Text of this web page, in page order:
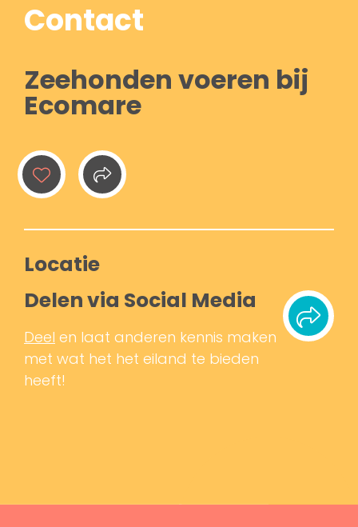
Contact
Zeehonden voeren bij
Ecomare
Locatie
Delen via Social Media
Deel en laat anderen kennis maken
met wat het het eiland te bieden
heeft!